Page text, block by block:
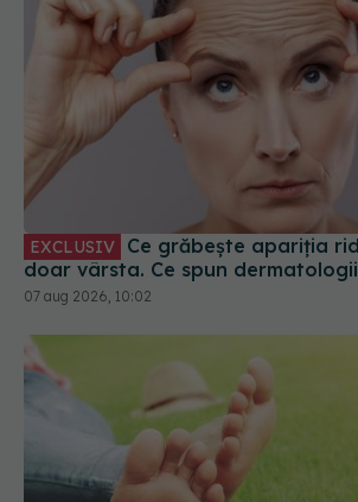
EXCLUSIV
doar vârsta. Ce spun dermatologii
07 aug 2026, 10:02